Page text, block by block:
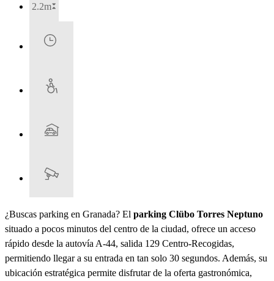
2.2m
¿Buscas parking en Granada? El parking Clübo Torres Neptuno
situado a pocos minutos del centro de la ciudad, ofrece un acceso
rápido desde la autovía A-44, salida 129 Centro-Recogidas,
permitiendo llegar a su entrada en tan solo 30 segundos. Además, su
ubicación estratégica permite disfrutar de la oferta gastronómica,